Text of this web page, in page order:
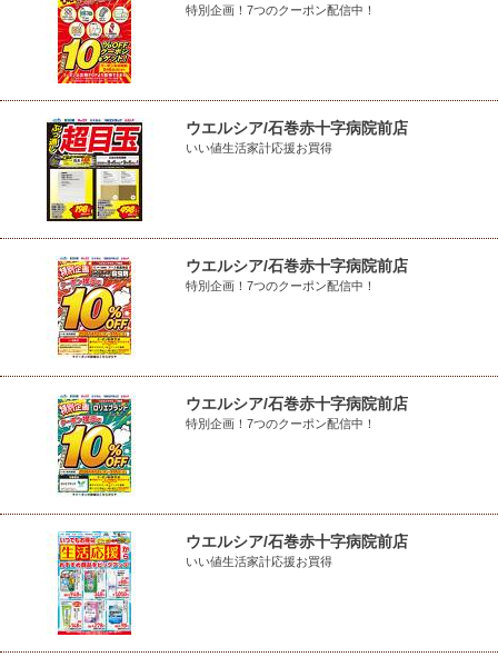
特別企画！7つのクーポン配信中！
ウエルシア/石巻赤十字病院前店
いい値生活家計応援お買得
ウエルシア/石巻赤十字病院前店
特別企画！7つのクーポン配信中！
ウエルシア/石巻赤十字病院前店
特別企画！7つのクーポン配信中！
ウエルシア/石巻赤十字病院前店
いい値生活家計応援お買得